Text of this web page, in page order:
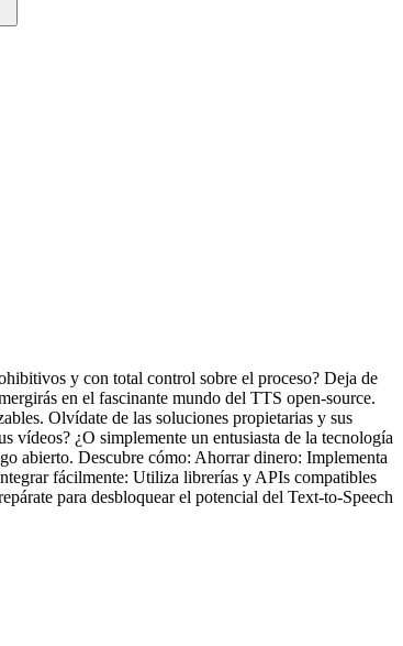
y con total control sobre el proceso? Deja de
en el fascinante mundo del TTS open-source.
Olvídate de las soluciones propietarias y sus
vídeos? ¿O simplemente un entusiasta de la tecnología
abierto. Descubre cómo: Ahorrar dinero: Implementa
fácilmente: Utiliza librerías y APIs compatibles
para desbloquear el potencial del Text-to-Speech